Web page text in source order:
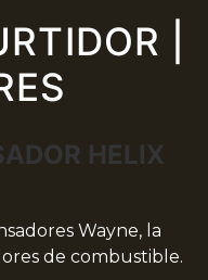
|
HELIX
Wayne, la
de combustible.